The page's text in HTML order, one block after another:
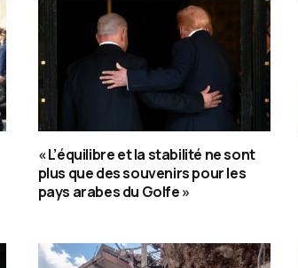
« L’équilibre et la stabilité ne sont
plus que des souvenirs pour les
pays arabes du Golfe »